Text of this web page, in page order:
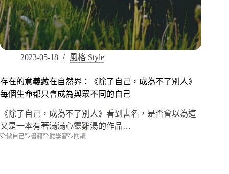
2023-05-18 風格 Style
存在的意義藏在自然界：《除了自己，成為不了別人》
每個生命都只會成為與眾不同的自己
《除了自己，成為不了別人》看到書名，是否會以為這
又是一本有著滿滿心靈雞湯的作品…
做自己 書籍 愛學習 閱讀